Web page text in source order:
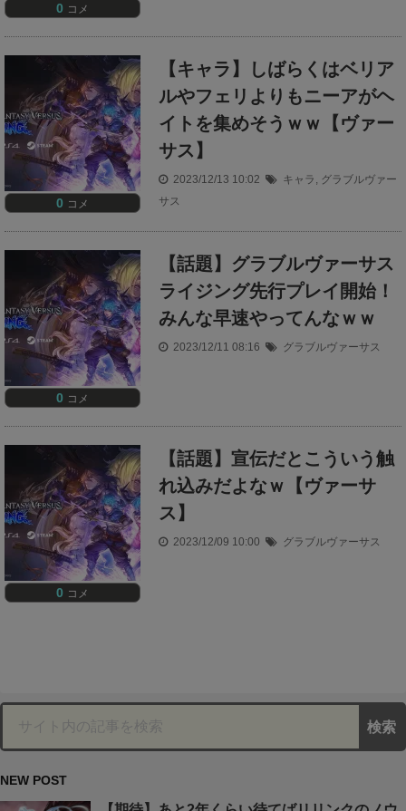
0 コメ
0 コメ
【キャラ】しばらくはベリア
ルやフェリよりもニーアがヘ
イトを集めそうｗｗ【ヴァー
サス】
2023/12/13 10:02 キャラ , グラブルヴァー
サス
0 コメ
【話題】グラブルヴァーサス
ライジング先行プレイ開始！
みんな早速やってんなｗｗ
2023/12/11 08:16 グラブルヴァーサス
0 コメ
【話題】宣伝だとこういう触
れ込みだよなｗ【ヴァーサ
ス】
2023/12/09 10:00 グラブルヴァーサス
NEW POST